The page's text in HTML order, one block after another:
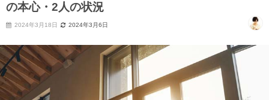
の本心・2人の状況
2024年3月18日 2024年3月6日